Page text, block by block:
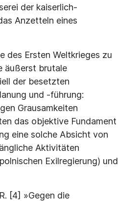
der kaiserlich-
Anzetteln eines
des Ersten Weltkrieges zu
äußerst brutale
der besetzten
und -führung:
Grausamkeiten
das objektive Fundament
eine solche Absicht von
Aktivitäten
Exilregierung) und
[4] »Gegen die